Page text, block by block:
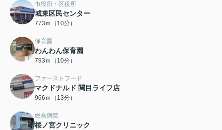
市役所・区役所
城東区民センター
773ｍ（10分）
保育園
わんわん保育園
793ｍ（10分）
ファーストフード
マクドナルド 関目ライフ店
966ｍ（13分）
総合病院
桜ノ宮クリニック